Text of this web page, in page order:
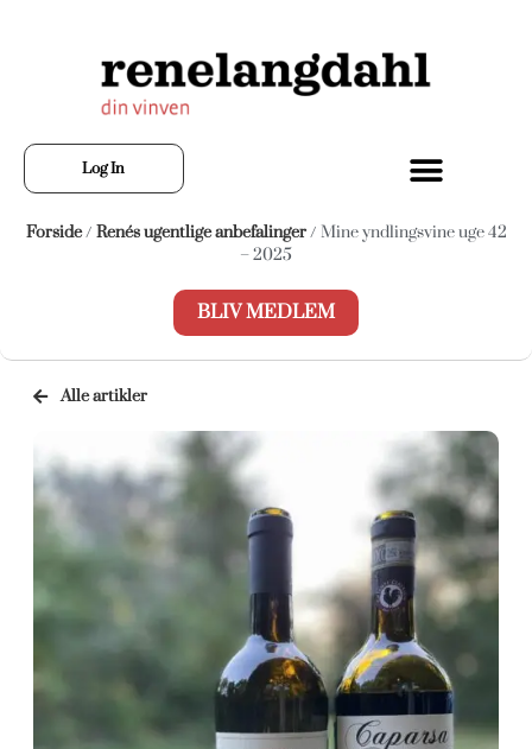
Log In
Forside/ Renés ugentlige anbefalinger/ Mine yndlingsvine uge 42
– 2025
BLIV MEDLEM
Alle artikler